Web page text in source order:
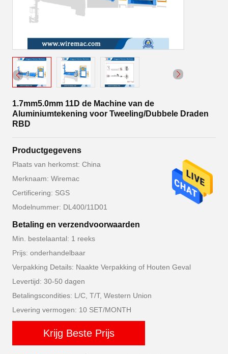
1.7mm5.0mm 11D de Machine van de
Aluminiumtekening voor Tweeling/Dubbele Draden
RBD
Productgegevens
Plaats van herkomst: China
Merknaam: Wiremac
Certificering: SGS
Modelnummer: DL400/11D01
Betaling en verzendvoorwaarden
Min. bestelaantal: 1 reeks
Prijs: onderhandelbaar
Verpakking Details: Naakte Verpakking of Houten Geval
Levertijd: 30-50 dagen
Betalingscondities: L/C, T/T, Western Union
Levering vermogen: 10 SET/MONTH
Krijg Beste Prijs